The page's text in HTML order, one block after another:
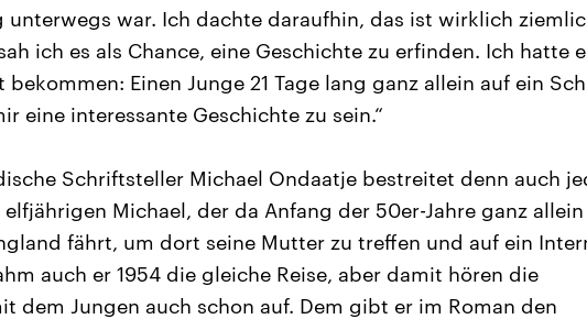
unterwegs war. Ich dachte daraufhin, das ist wirklich
ich es als Chance, eine Geschichte zu erfinden. Ich hatte
Einen Junge 21 Tage lang ganz allein auf ein
eine interessante Geschichte zu sein.“
Schriftsteller Michael Ondaatje bestreitet denn auch
Michael, der da Anfang der 50er-Jahre ganz
fährt, um dort seine Mutter zu treffen und auf ein
auch er 1954 die gleiche Reise, aber damit hören die
dem Jungen auch schon auf. Dem gibt er im Roman den